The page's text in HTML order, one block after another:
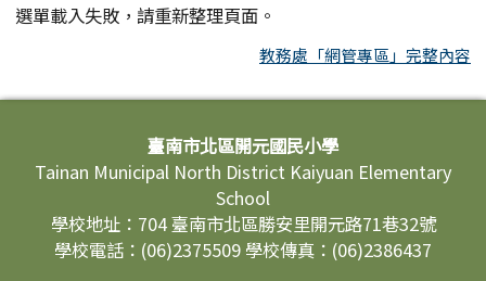
選單載入失敗，請重新整理頁面。
教務處「網管專區」完整內容
頁尾區域內容臺南市北區開元國民小學
Tainan Municipal North District Kaiyuan Elementary
School
學校地址：704 臺南市北區勝安里開元路71巷32號
學校電話：(06)2375509 學校傳真：(06)2386437